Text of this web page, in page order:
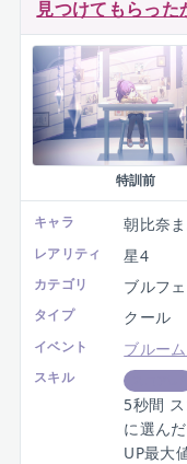
見つけてもらった
特訓前
キャラ 朝比奈
レアリティ 星4
カテゴリ ブルフ
タイプ クール
イベント ブルー
スキル
5秒間
に選ん
UP最大